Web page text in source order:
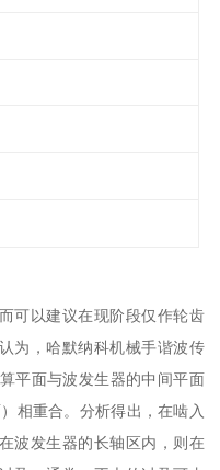
可以建议在现阶段仅作轮齿
为，哈默纳科机械手谐波传
平面与波发生器的中间平面
相重合。分析得出，在啮入
波发生器的长轴区内，则在